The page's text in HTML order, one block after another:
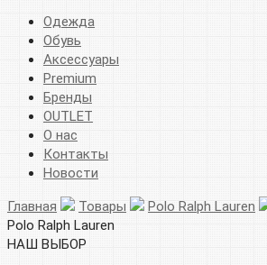
Одежда
Обувь
Аксессуары
Premium
Бренды
OUTLET
О нас
Контакты
Новости
Главная Товары Polo Ralph Lauren
Polo Ralph Lauren
НАШ ВЫБОР